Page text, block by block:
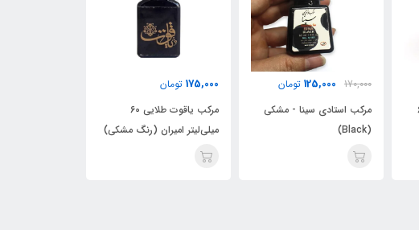
175,000 تومان
مرکب یاقوت طلایی 60
میلی‌لیتر امیران (رنگ مشکی)
150,000 تومان
میلی‌لیتر طاهر